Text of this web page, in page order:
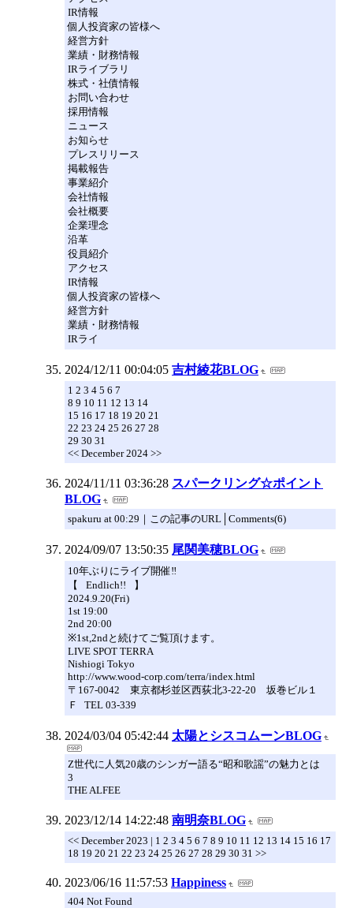
IR情報
個人投資家の皆様へ
経営方針
業績・財務情報
IRライブラリ
株式・社債情報
お問い合わせ
採用情報
ニュース
お知らせ
プレスリリース
掲載報告
事業紹介
会社情報
会社概要
企業理念
沿革
役員紹介
アクセス
IR情報
個人投資家の皆様へ
経営方針
業績・財務情報
IRライ
2024/12/11 00:04:05 吉村綾花BLOG
1 2 3 4 5 6 7
8 9 10 11 12 13 14
15 16 17 18 19 20 21
22 23 24 25 26 27 28
29 30 31
<< December 2024 >>
2024/11/11 03:36:28 スパークリング☆ポイント
BLOG
spakuru at 00:29｜この記事のURL│Comments(6)
2024/09/07 13:50:35 尾関美穂BLOG
10年ぶりにライブ開催‼️
【⠀Endlich!!⠀】
2024.9.20(Fri)
1st 19:00
2nd 20:00
※1st,2ndと続けてご覧頂けます。
LIVE SPOT TERRA
Nishiogi Tokyo
http://www.wood-corp.com/terra/index.html
〒167-0042 東京都杉並区西荻北3-22-20 坂巻ビル１
Ｆ TEL 03-339
2024/03/04 05:42:44 太陽とシスコムーンBLOG
Z世代に人気20歳のシンガー語る“昭和歌謡”の魅力とは
3
THE ALFEE
2023/12/14 14:22:48 南明奈BLOG
<< December 2023 | 1 2 3 4 5 6 7 8 9 10 11 12 13 14 15 16 17
18 19 20 21 22 23 24 25 26 27 28 29 30 31 >>
2023/06/16 11:57:53 Happiness
404 Not Found